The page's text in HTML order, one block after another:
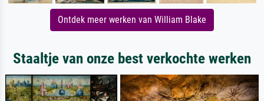
Ontdek meer werken van William Blake
Staaltje van onze best verkochte werken